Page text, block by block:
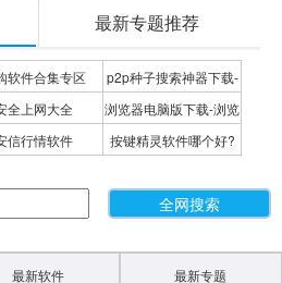
最新专题推荐
软件合集专区
p2p种子搜索神器下载-
P2P种子搜索神器专题
全上网大全
浏览器电脑版下载-浏览
器下载合集
信行情软件
按键精灵软件哪个好?
最新软件 最新专题